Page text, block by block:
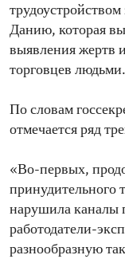
Данию, которая
выявления жертв
торговцев людьми.
По словам
отмечается ряд
«Во-первых,
принудительного
нарушила каналы
работодатели-
разнообразную